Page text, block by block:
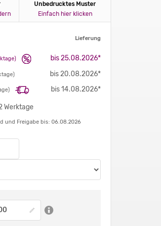
Unbedrucktes Muster
Einfach hier klicken
Lieferung
bis 25.08.2026*
bis 20.08.2026*
bis 14.08.2026*
Werktage
und Freigabe bis: 06.08.2026